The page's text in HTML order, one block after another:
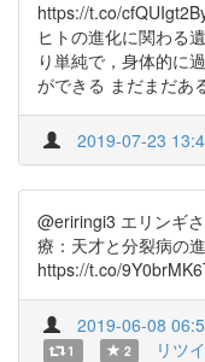
https://t.co/
ヒトの進化に関わる
り単純で，身体的に
ができる まだまだあ
2019-07-23
@eriringi3 エリンギ
療：天才と分裂病の
https://t.co/
2019-06-08
1 2 リツ